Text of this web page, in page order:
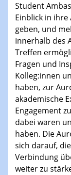
Am 7. Juli
Community zu
zu vernetzen,
Gesichter
Universität
Student
Einblick in ihre
geben, und
innerhalb des
Treffen
Fragen und
Kolleg:innen
haben, zur
akademische